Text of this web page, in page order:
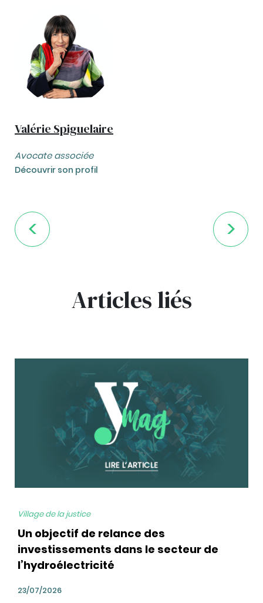
Valérie Spiguelaire
Avocate associée
Découvrir son profil
Articles liés
Village de la justice
Un objectif de relance des
investissements dans le secteur de
l’hydroélectricité
23/07/2026